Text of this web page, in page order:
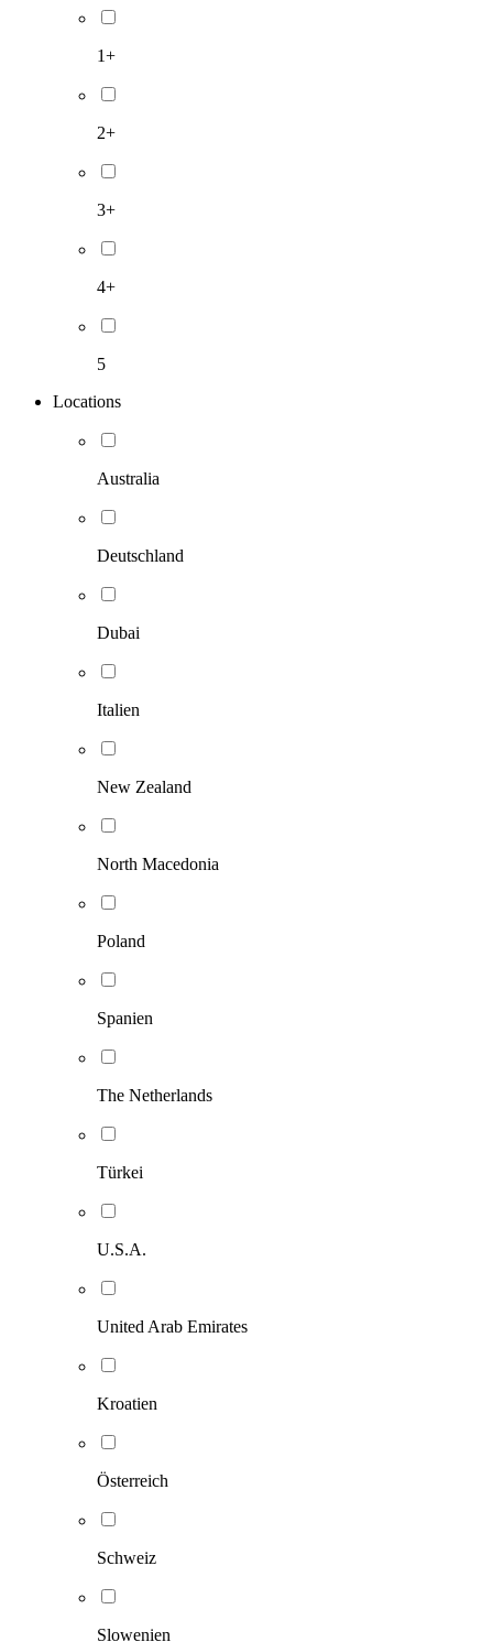
1+
2+
3+
4+
5
Locations
Australia
Deutschland
Dubai
Italien
New Zealand
North Macedonia
Poland
Spanien
The Netherlands
Türkei
U.S.A.
United Arab Emirates
Kroatien
Österreich
Schweiz
Slowenien